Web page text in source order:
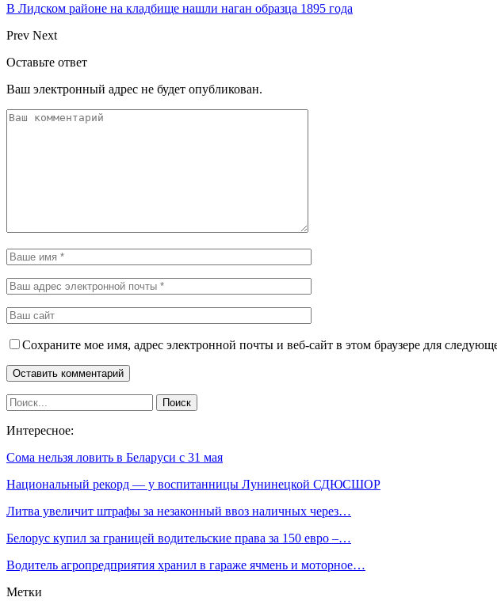
В Лидском районе на кладбище нашли наган образца 1895 года
Prev Next
Оставьте ответ
Ваш электронный адрес не будет опубликован.
Сохраните мое имя, адрес электронной почты и веб-сайт в этом браузере для
Интересное:
Сома нельзя ловить в Беларуси с 31 мая
Национальный рекорд — у воспитанницы Лунинецкой СДЮСШОР
Литва увеличит штрафы за незаконный ввоз наличных через…
Белорус купил за границей водительские права за 150 евро –…
Водитель агропредприятия хранил в гараже ячмень и моторное…
Метки